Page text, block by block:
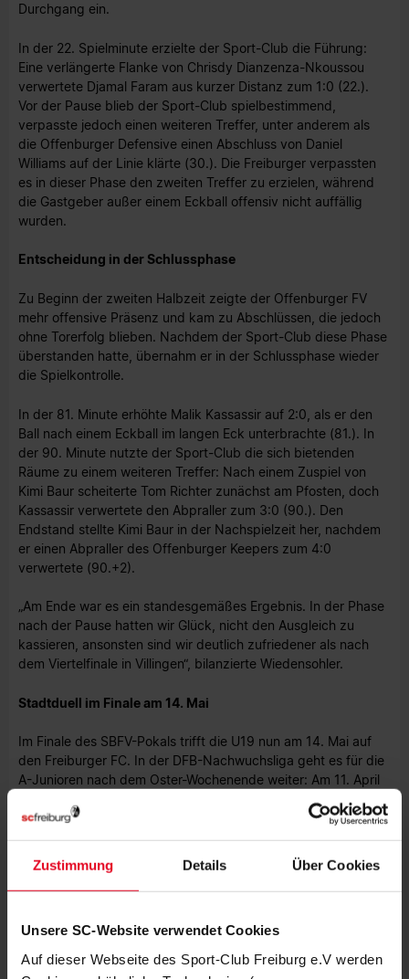
Zustimmung Details Über Cookies
Unsere SC-Website verwendet Cookies
Auf dieser Webseite des Sport-Club Freiburg e.V werden
Durchgang ein.
In der 22. Spielminute erzielte der Sport-Club die Führung:
Eine verlängerte Flanke von Chrisdy Dianzenza-Nkoussou
verwertete Djamal Faram aus kurzer Distanz zum 1:0 (22.).
Vor der Pause blieb der Sport-Club spielbestimmend,
verpasste jedoch einen weiteren Treffer, unter anderem als
die Offenburger Defensive einen Abschluss von Daniel
Williams auf der Linie klärte (30.). Die Freiburger verpassten
es in dieser Phase den zweiten Treffer zu erzielen, während
die Gastgeber außer einem Eckball offensiv nicht auffällig
wurden.
Entscheidung in der Schlussphase
Zu Beginn der zweiten Halbzeit zeigte der Offenburger FV
mehr offensive Präsenz und kam zu Abschlüssen, die jedoch
ohne Torerfolg blieben. Nachdem der Sport-Club diese Phase
überstanden hatte, übernahm er in der Schlussphase wieder
die Spielkontrolle.
In der 81. Minute erhöhte Malik Kassassir auf 2:0, als er den
Ball nach einem Eckball im langen Eck unterbrachte (81.). In
der 90. Minute nutzte der Sport-Club die sich bietenden
Räume zu einem weiteren Treffer: Nach einem Zuspiel von
Kimi Baur scheiterte Tom Richter zunächst am Pfosten, doch
Kassassir verwertete den Abpraller zum 3:0 (90.). Den
Endstand stellte Kimi Baur in der Nachspielzeit her, nachdem
er einen Abpraller des Offenburger Keepers zum 4:0
verwertete (90.+2).
„Am Ende war es ein standesgemäßes Ergebnis. In der Phase
nach der Pause hatten wir Glück, nicht den Ausgleich zu
kassieren, ansonsten sind wir deutlich zufriedener als nach
dem Viertelfinale in Villingen“, bilanzierte Wiedensohler.
Stadtduell im Finale am 14. Mai
Im Finale des SBFV-Pokals trifft die U19 nun am 14. Mai auf
den Freiburger FC. In der DFB-Nachwuchsliga geht es für die
A-Junioren nach dem Oster-Wochenende weiter: Am 11. April
empfängt der Sport-Club um 11 Uhr den TSV 1860 München
im Möslestadion.
Maximilian Geil
Foto: Achim Keller
STENOGRAMM
Aufstellung Offenburger FV: Jurkovic (TW), Hemmer,